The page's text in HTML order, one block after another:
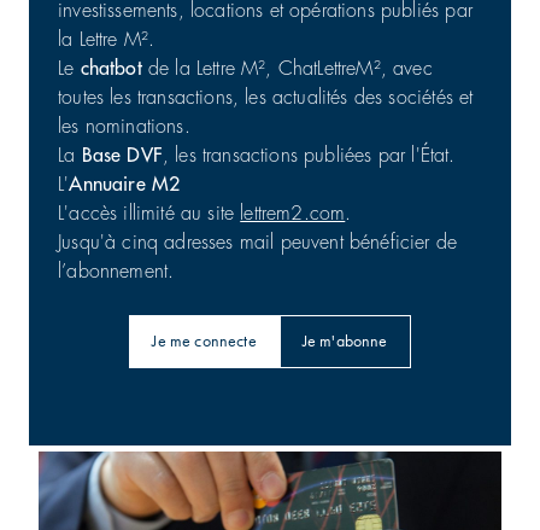
investissements, locations et opérations publiés par
la Lettre M².
Le chatbotde la Lettre M², ChatLettreM², avec
toutes les transactions, les actualités des sociétés et
les nominations.
La Base DVF, les transactions publiées par l'État.
L'Annuaire M2
L'accès illimité au site lettrem2.com.
Jusqu'à cinq adresses mail peuvent bénéficier de
l’abonnement.
Je me connecte Je m'abonne
Barings : 56 800 m² en Australie